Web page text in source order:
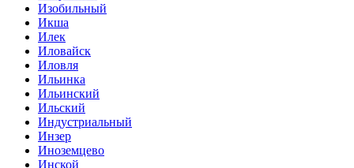
Изобильный
Икша
Илек
Иловайск
Иловля
Ильинка
Ильинский
Ильский
Индустриальный
Инзер
Иноземцево
Инской